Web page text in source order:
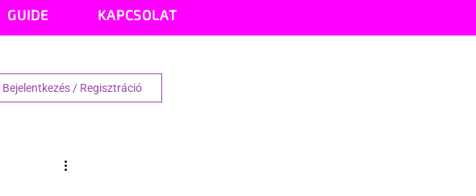
GUIDE KAPCSOLAT
Bejelentkezés / Regisztráció